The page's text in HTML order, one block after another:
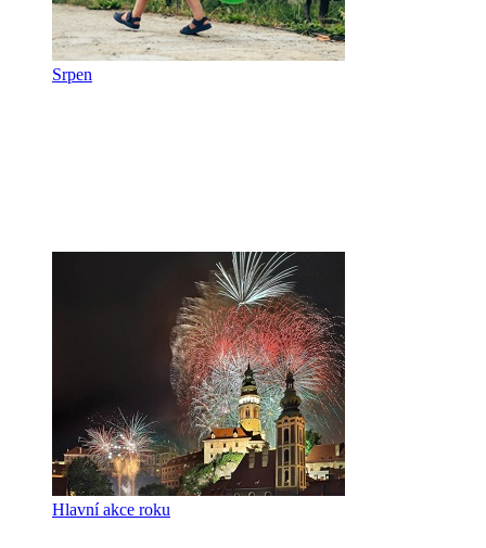
Srpen
Hlavní akce roku